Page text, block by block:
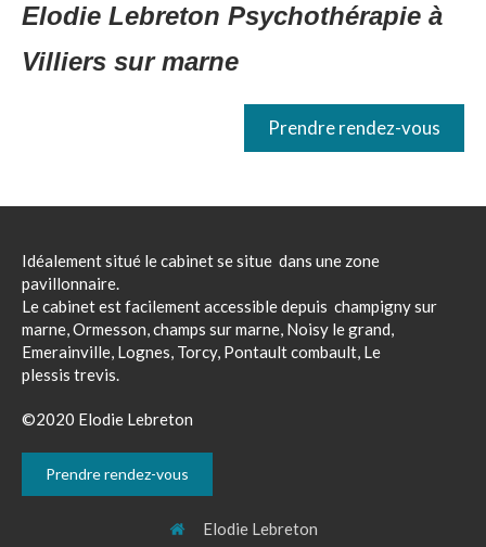
Elodie Lebreton Psychothérapie à
Villiers sur marne
Prendre rendez-vous
Idéalement situé le cabinet se situe dans une zone
pavillonnaire.
Le cabinet est facilement accessible depuis champigny sur
marne, Ormesson, champs sur marne, Noisy le grand,
Emerainville, Lognes, Torcy, Pontault combault, Le
plessis trevis.
©2020 Elodie Lebreton
Prendre rendez-vous
Elodie Lebreton